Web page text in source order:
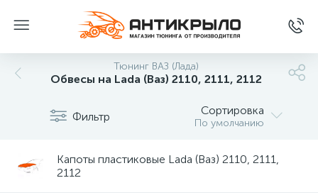
Тюнинг ВАЗ (Лада)
Обвесы на Lada (Ваз) 2110, 2111, 2112
Фильтр Сортировка
По умолчанию
Капоты пластиковые Lada (Ваз) 2110, 2111,
2112